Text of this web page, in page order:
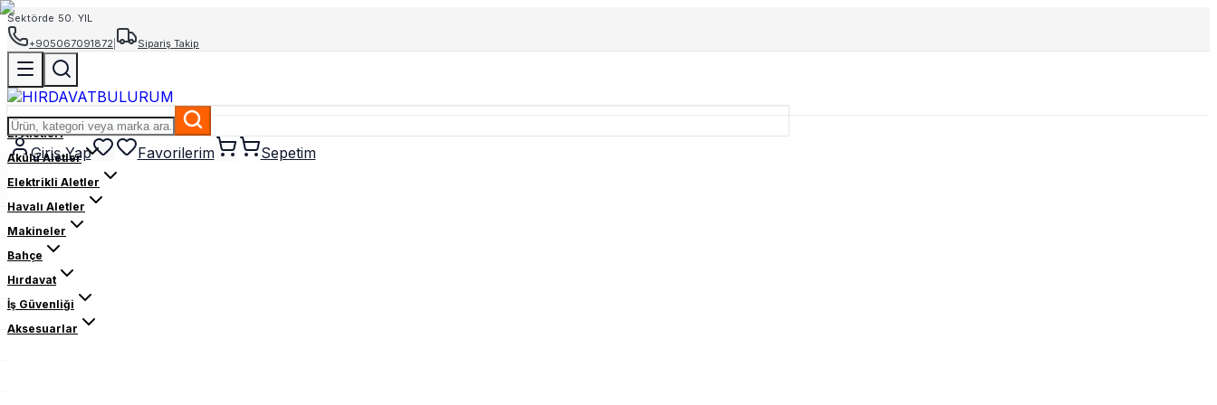
Sektörde 50. YIL
+905067091872
Sipariş Takip
Giriş Yap Favorilerim Sepetim
El Aletleri
Akülü Aletler
Elektrikli Aletler
Havalı Aletler
Makineler
Bahçe
Hırdavat
İş Güvenliği
Aksesuarlar